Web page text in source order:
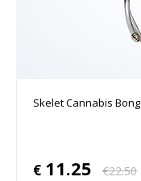
Skelet Cannabis Bong
€ 11.25 €22.50